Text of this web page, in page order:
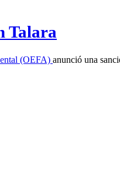
Talara
(OEFA) anunció una